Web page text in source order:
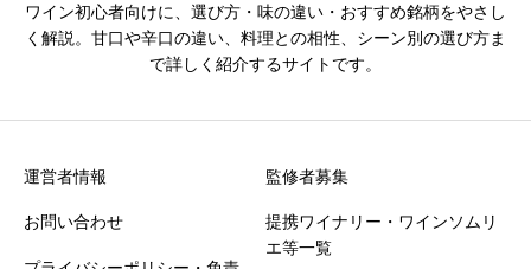
ワイン初心者向けに、選び方・味の違い・おすすめ銘柄をやさし
く解説。甘口や辛口の違い、料理との相性、シーン別の選び方ま
で詳しく紹介するサイトです。
運営者情報
お問い合わせ
監修者募集
提携ワイナリー・ワインソムリ
エ等一覧